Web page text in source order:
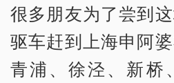
很多朋友为了尝到
驱车赶到上海申阿婆
青浦、徐泾、新桥